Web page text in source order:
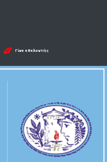
Γίνε εθελοντής